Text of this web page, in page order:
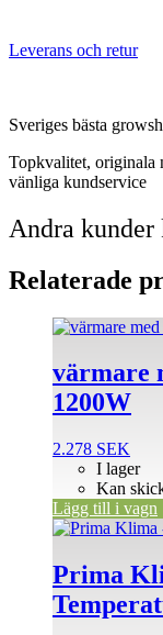
Leverans och retur
Sveriges bästa
Topkvalitet, originala
vänliga kundservice
Andra kunder
Relaterade
värmare
1200W
2.278 SEK
I lager
Kan
Lägg till i vagn
Prima